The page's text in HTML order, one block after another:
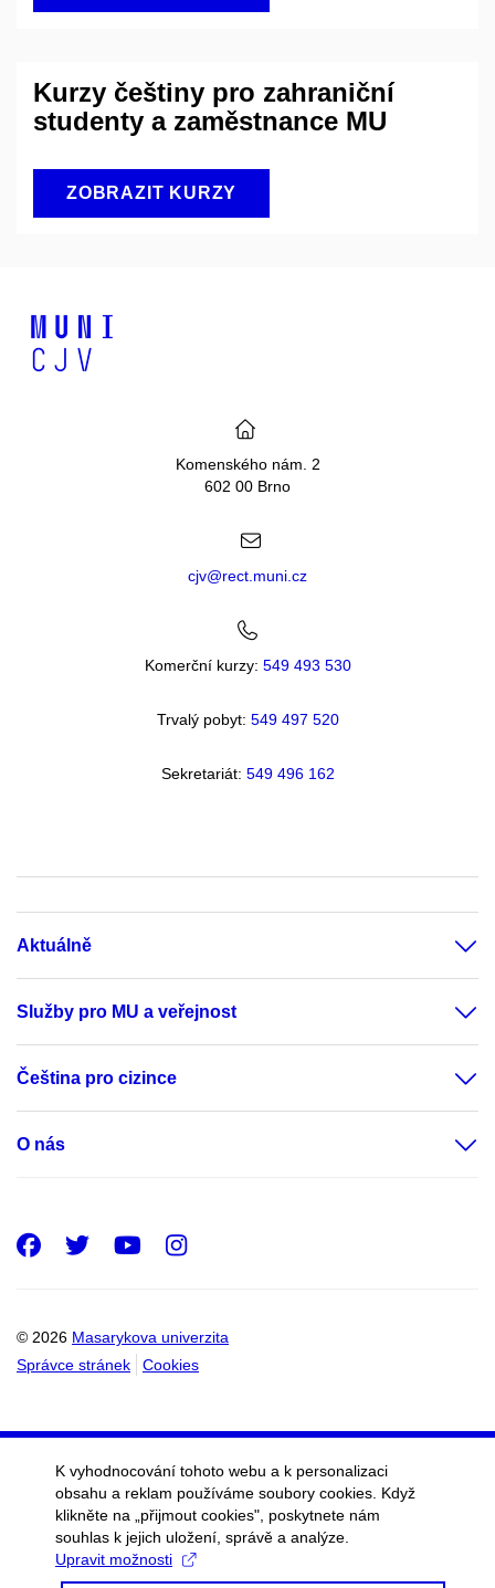
Kurzy češtiny pro zahraniční
studenty a zaměstnance MU
ZOBRAZIT KURZY
Komenského nám. 2
602 00 Brno
cjv@rect.muni.cz
Komerční kurzy: 549 493 530
Trvalý pobyt: 549 497 520
Sekretariát: 549 496 162
Aktuálně
Služby pro MU a veřejnost
Čeština pro cizince
O nás
© 2026 Masarykova univerzita
Správce stránek
Cookies
Facebook
Twitter
Youtube
Instagram
K vyhodnocování tohoto webu a k personalizaci
obsahu a reklam používáme soubory cookies. Když
klikněte na „přijmout cookies", poskytnete nám
souhlas k jejich uložení, správě a analýze.
Upravit možnosti